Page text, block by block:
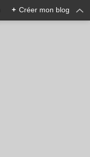
+ Créer mon blog